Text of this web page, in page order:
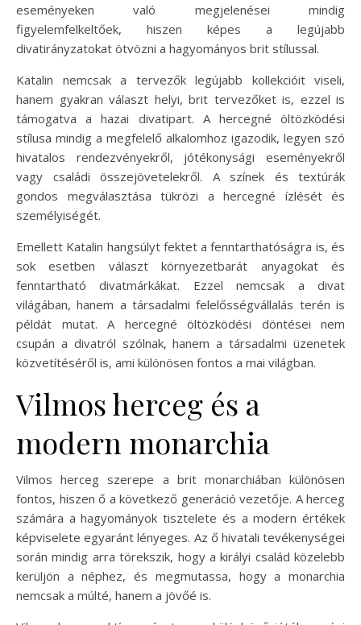
eseményeken való megjelenései mindig
figyelemfelkeltőek, hiszen képes a legújabb
divatirányzatokat ötvözni a hagyományos brit stílussal.
Katalin nemcsak a tervezők legújabb kollekcióit viseli,
hanem gyakran választ helyi, brit tervezőket is, ezzel is
támogatva a hazai divatipart. A hercegné öltözködési
stílusa mindig a megfelelő alkalomhoz igazodik, legyen szó
hivatalos rendezvényekről, jótékonysági eseményekről
vagy családi összejövetelekről. A színek és textúrák
gondos megválasztása tükrözi a hercegné ízlését és
személyiségét.
Emellett Katalin hangsúlyt fektet a fenntarthatóságra is, és
sok esetben választ környezetbarát anyagokat és
fenntartható divatmárkákat. Ezzel nemcsak a divat
világában, hanem a társadalmi felelősségvállalás terén is
példát mutat. A hercegné öltözködési döntései nem
csupán a divatról szólnak, hanem a társadalmi üzenetek
közvetítéséről is, ami különösen fontos a mai világban.
Vilmos herceg és a
modern monarchia
Vilmos herceg szerepe a brit monarchiában különösen
fontos, hiszen ő a következő generáció vezetője. A herceg
számára a hagyományok tisztelete és a modern értékek
képviselete egyaránt lényeges. Az ő hivatali tevékenységei
során mindig arra törekszik, hogy a királyi család közelebb
kerüljön a néphez, és megmutassa, hogy a monarchia
nemcsak a múlté, hanem a jövőé is.